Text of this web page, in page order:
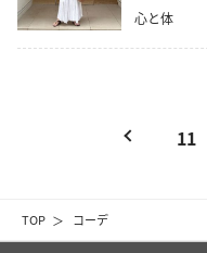
TOP コーデ
心と体
11